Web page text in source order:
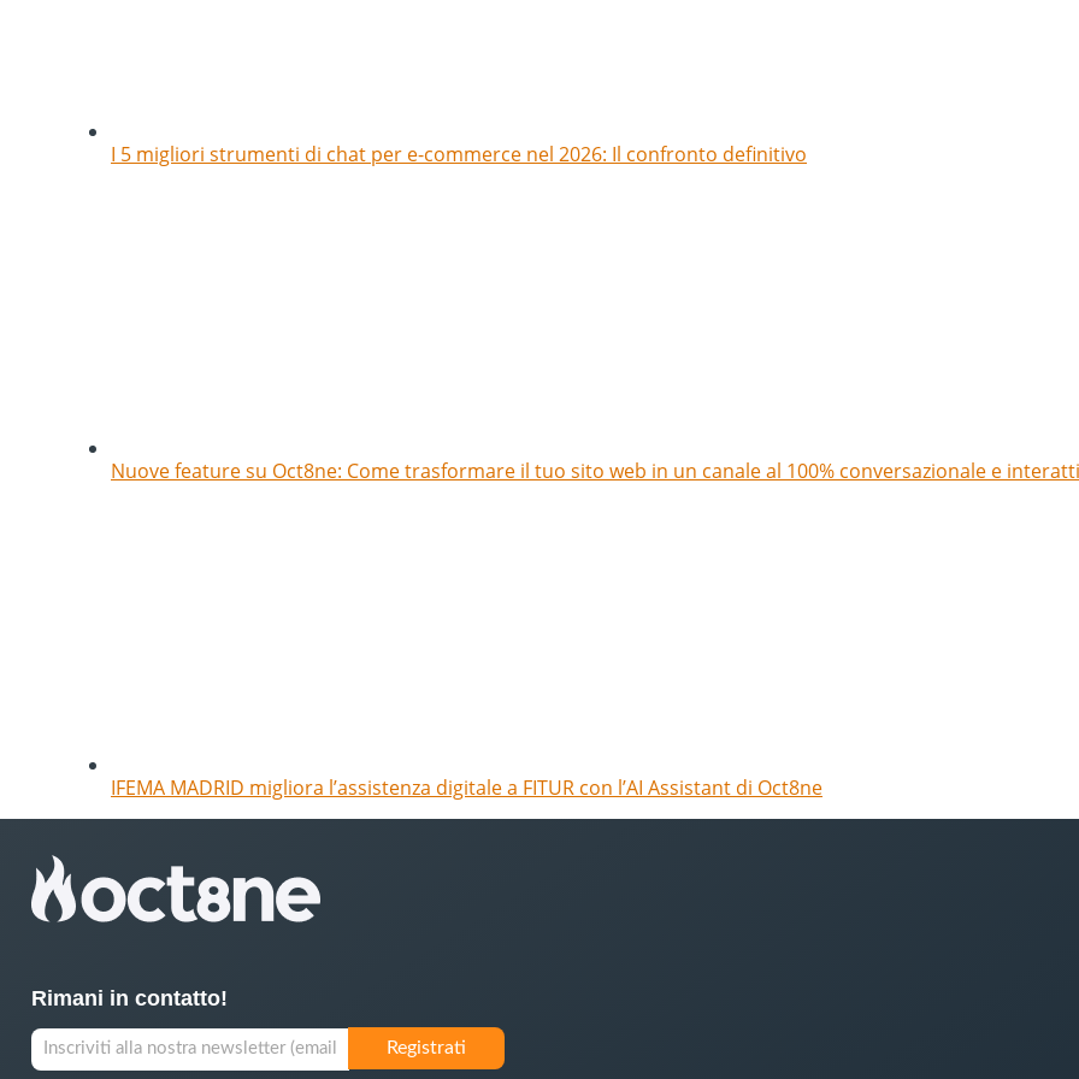
I 5 migliori strumenti di chat per e-commerce nel 2026: Il confronto definitivo
Nuove feature su Oct8ne: Come trasformare il tuo sito web in un canale al 100% conversazionale e
IFEMA MADRID migliora l’assistenza digitale a FITUR con l’AI Assistant di Oct8ne
Rimani in contatto!